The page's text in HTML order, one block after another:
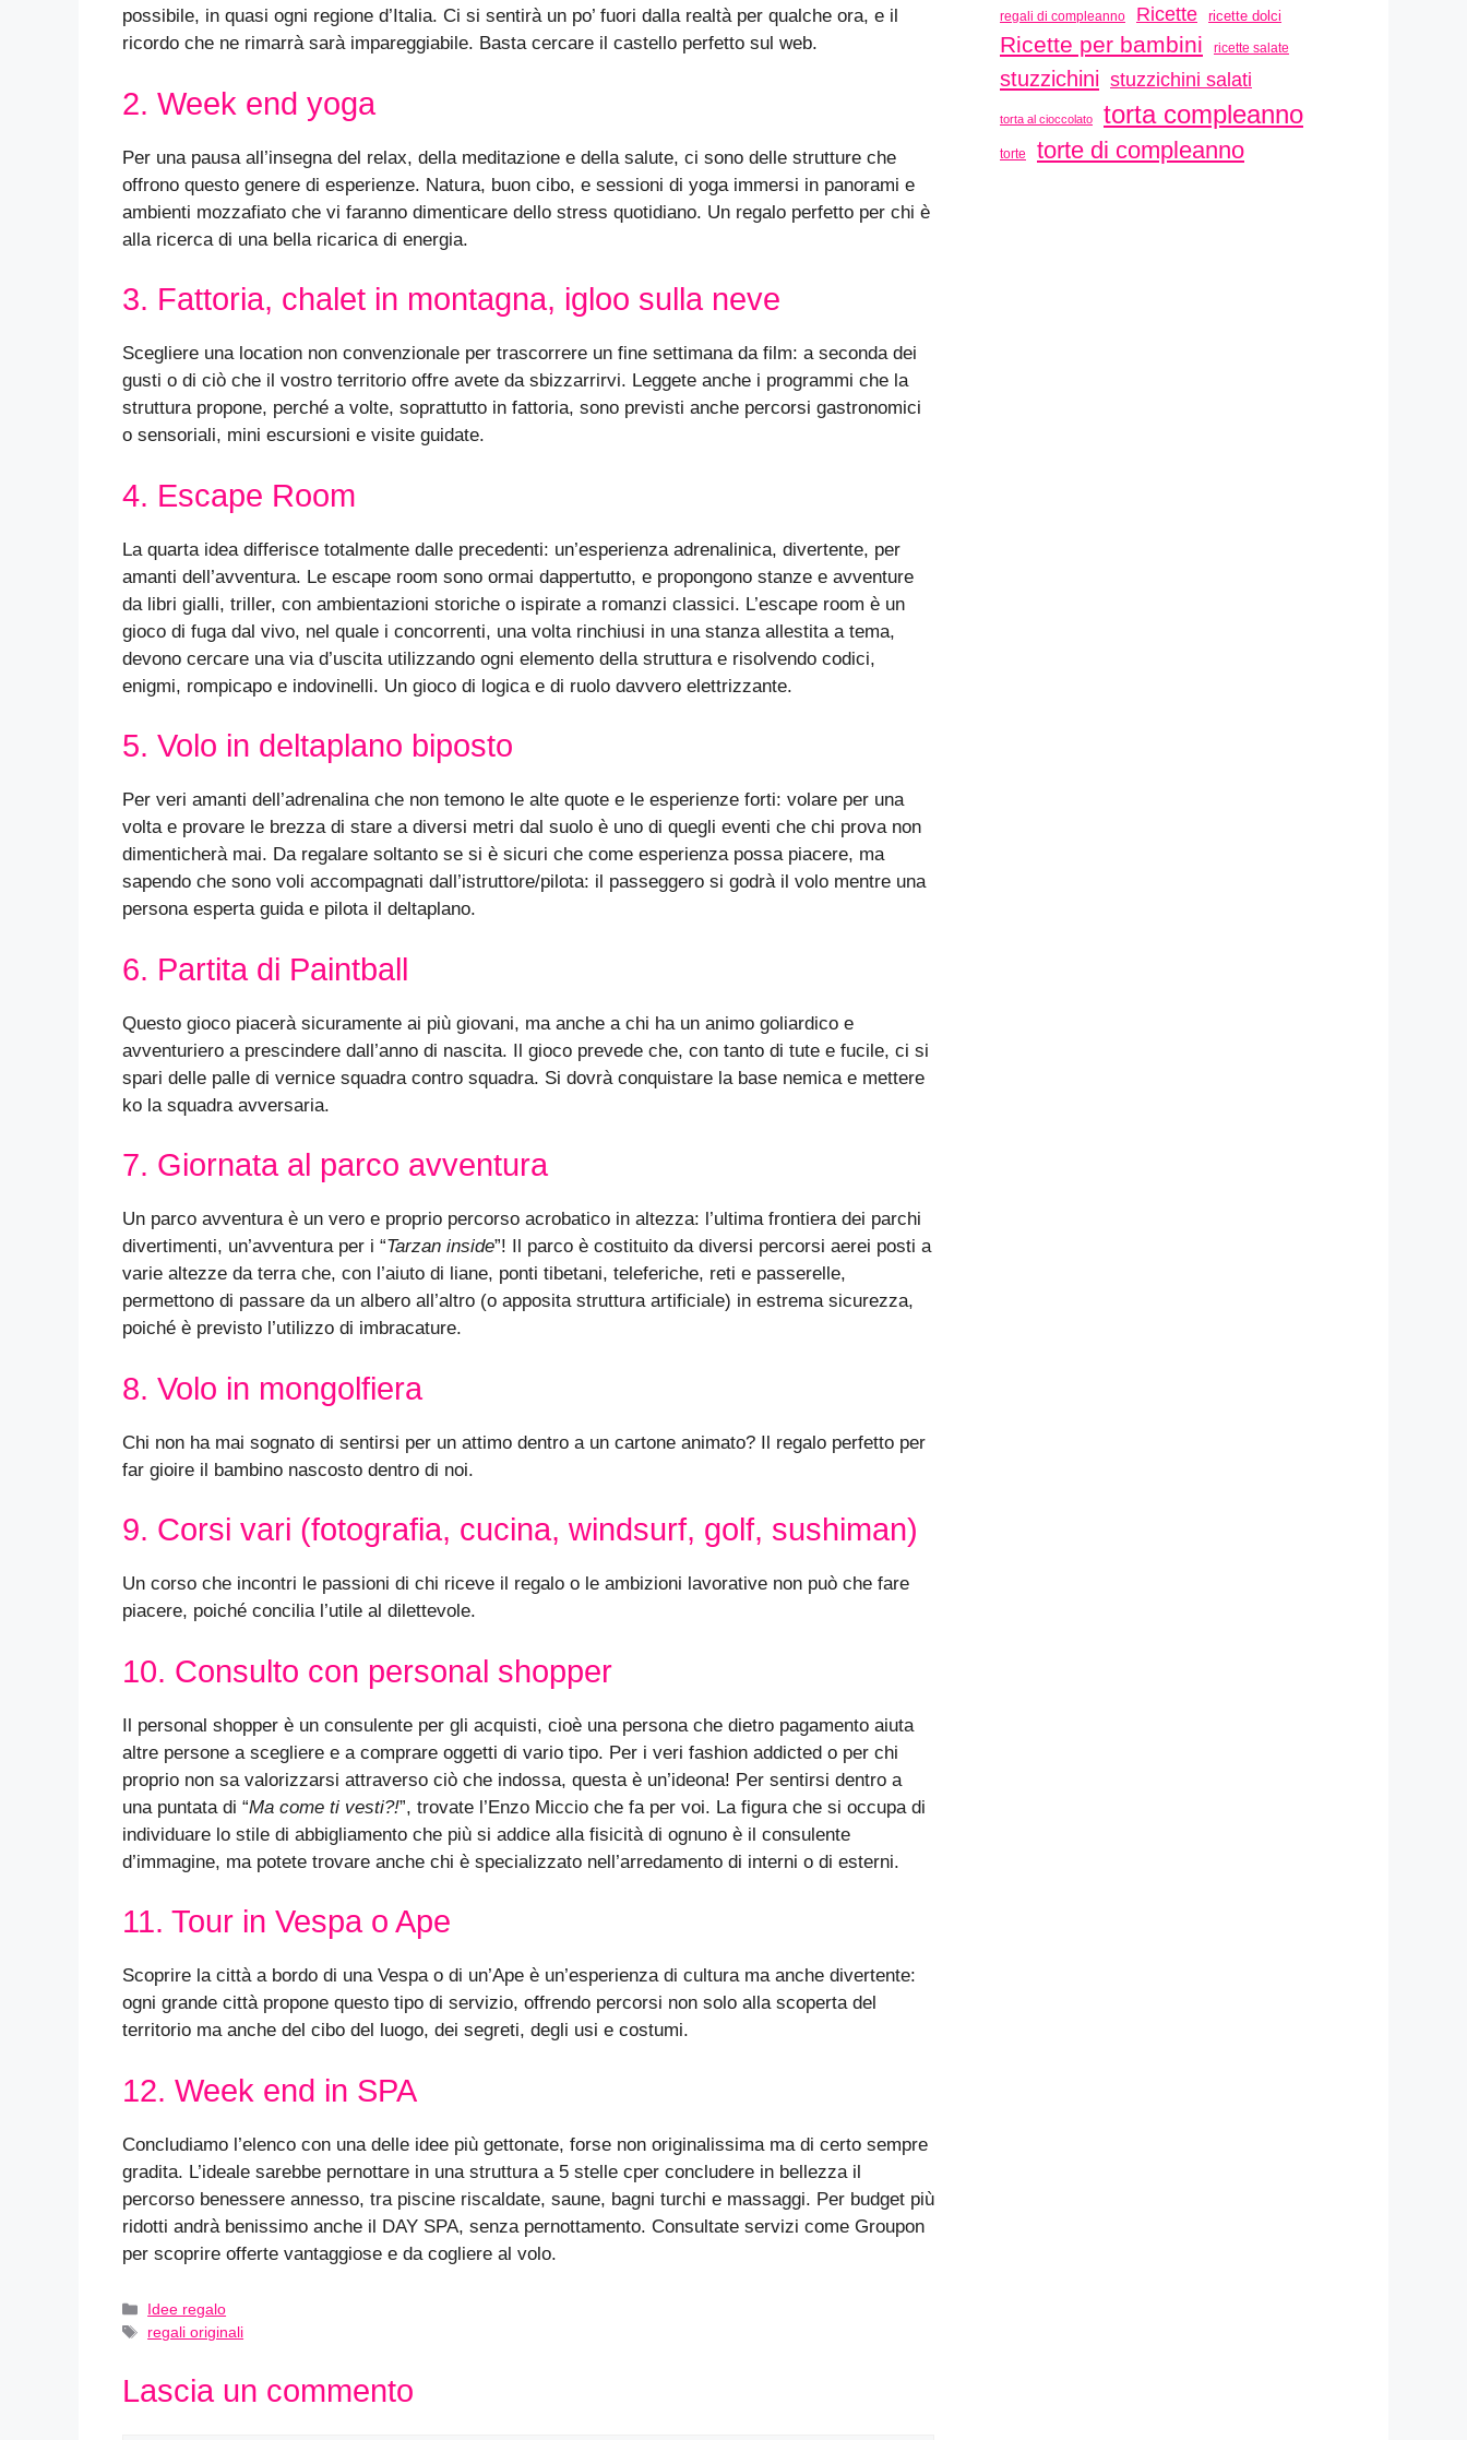
possibile, in quasi ogni regione d’Italia. Ci si sentirà un po’ fuori dalla realtà per qualche ora, e il
ricordo che ne rimarrà sarà impareggiabile. Basta cercare il castello perfetto sul web.
2. Week end yoga
Per una pausa all’insegna del relax, della meditazione e della salute, ci sono delle strutture che
offrono questo genere di esperienze. Natura, buon cibo, e sessioni di yoga immersi in panorami e
ambienti mozzafiato che vi faranno dimenticare dello stress quotidiano. Un regalo perfetto per chi è
alla ricerca di una bella ricarica di energia.
3. Fattoria, chalet in montagna, igloo sulla neve
Scegliere una location non convenzionale per trascorrere un fine settimana da film: a seconda dei
gusti o di ciò che il vostro territorio offre avete da sbizzarrirvi. Leggete anche i programmi che la
struttura propone, perché a volte, soprattutto in fattoria, sono previsti anche percorsi gastronomici
o sensoriali, mini escursioni e visite guidate.
4. Escape Room
La quarta idea differisce totalmente dalle precedenti: un’esperienza adrenalinica, divertente, per
amanti dell’avventura. Le escape room sono ormai dappertutto, e propongono stanze e avventure
da libri gialli, triller, con ambientazioni storiche o ispirate a romanzi classici. L’escape room è un
gioco di fuga dal vivo, nel quale i concorrenti, una volta rinchiusi in una stanza allestita a tema,
devono cercare una via d’uscita utilizzando ogni elemento della struttura e risolvendo codici,
enigmi, rompicapo e indovinelli. Un gioco di logica e di ruolo davvero elettrizzante.
5. Volo in deltaplano biposto
Per veri amanti dell’adrenalina che non temono le alte quote e le esperienze forti: volare per una
volta e provare le brezza di stare a diversi metri dal suolo è uno di quegli eventi che chi prova non
dimenticherà mai. Da regalare soltanto se si è sicuri che come esperienza possa piacere, ma
sapendo che sono voli accompagnati dall’istruttore/pilota: il passeggero si godrà il volo mentre una
persona esperta guida e pilota il deltaplano.
6. Partita di Paintball
Questo gioco piacerà sicuramente ai più giovani, ma anche a chi ha un animo goliardico e
avventuriero a prescindere dall’anno di nascita. Il gioco prevede che, con tanto di tute e fucile, ci si
spari delle palle di vernice squadra contro squadra. Si dovrà conquistare la base nemica e mettere
ko la squadra avversaria.
7. Giornata al parco avventura
Un parco avventura è un vero e proprio percorso acrobatico in altezza: l’ultima frontiera dei parchi
divertimenti, un’avventura per i “Tarzan inside”! Il parco è costituito da diversi percorsi aerei posti a
varie altezze da terra che, con l’aiuto di liane, ponti tibetani, teleferiche, reti e passerelle,
permettono di passare da un albero all’altro (o apposita struttura artificiale) in estrema sicurezza,
poiché è previsto l’utilizzo di imbracature.
8. Volo in mongolfiera
Chi non ha mai sognato di sentirsi per un attimo dentro a un cartone animato? Il regalo perfetto per
far gioire il bambino nascosto dentro di noi.
9. Corsi vari (fotografia, cucina, windsurf, golf, sushiman)
Un corso che incontri le passioni di chi riceve il regalo o le ambizioni lavorative non può che fare
piacere, poiché concilia l’utile al dilettevole.
10. Consulto con personal shopper
Il personal shopper è un consulente per gli acquisti, cioè una persona che dietro pagamento aiuta
altre persone a scegliere e a comprare oggetti di vario tipo. Per i veri fashion addicted o per chi
proprio non sa valorizzarsi attraverso ciò che indossa, questa è un’ideona! Per sentirsi dentro a
una puntata di “Ma come ti vesti?!”, trovate l’Enzo Miccio che fa per voi. La figura che si occupa di
individuare lo stile di abbigliamento che più si addice alla fisicità di ognuno è il consulente
d’immagine, ma potete trovare anche chi è specializzato nell’arredamento di interni o di esterni.
11. Tour in Vespa o Ape
Scoprire la città a bordo di una Vespa o di un’Ape è un’esperienza di cultura ma anche divertente:
ogni grande città propone questo tipo di servizio, offrendo percorsi non solo alla scoperta del
territorio ma anche del cibo del luogo, dei segreti, degli usi e costumi.
12. Week end in SPA
Concludiamo l’elenco con una delle idee più gettonate, forse non originalissima ma di certo sempre
gradita. L’ideale sarebbe pernottare in una struttura a 5 stelle cper concludere in bellezza il
percorso benessere annesso, tra piscine riscaldate, saune, bagni turchi e massaggi. Per budget più
ridotti andrà benissimo anche il DAY SPA, senza pernottamento. Consultate servizi come Groupon
per scoprire offerte vantaggiose e da cogliere al volo.
Categorie
Idee regalo
Tag
regali originali
Lascia un commento
regali di compleanno Ricette ricette dolci
Ricette per bambini ricette salate
stuzzichini stuzzichini salati
torta al cioccolato torta compleanno
torte torte di compleanno